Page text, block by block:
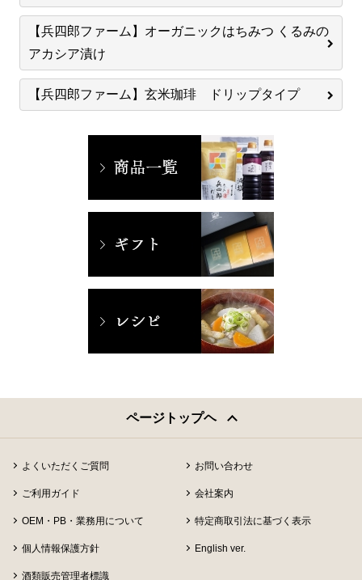
【兵四郎ファーム】オーガニックはちみつ くるみの
アカシア漬け
【兵四郎ファーム】玄米珈琲 ドリップタイプ
ページトップヘ
よくいただくご質問 お問い合わせ
ご利用ガイド 会社案内
OEM・PB・業務用について 特定商取引法に基づく表示
個人情報保護方針 English ver.
酒類販売管理者標識